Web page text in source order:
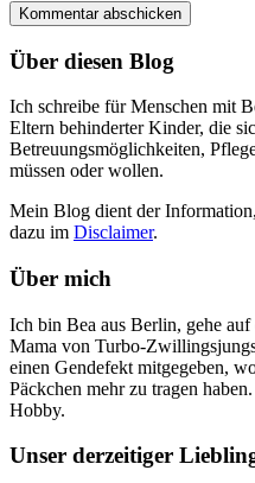
Über diesen Blog
Ich schreibe für Menschen mit
Eltern behinderter Kinder, die
Betreuungsmöglichkeiten,
müssen oder wollen.
Mein Blog dient der
dazu im Disclaimer.
Über mich
Ich bin Bea aus Berlin, gehe
Mama von Turbo-
einen Gendefekt mitgegeben,
Päckchen mehr zu tragen
Hobby.
Unser derzeitiger